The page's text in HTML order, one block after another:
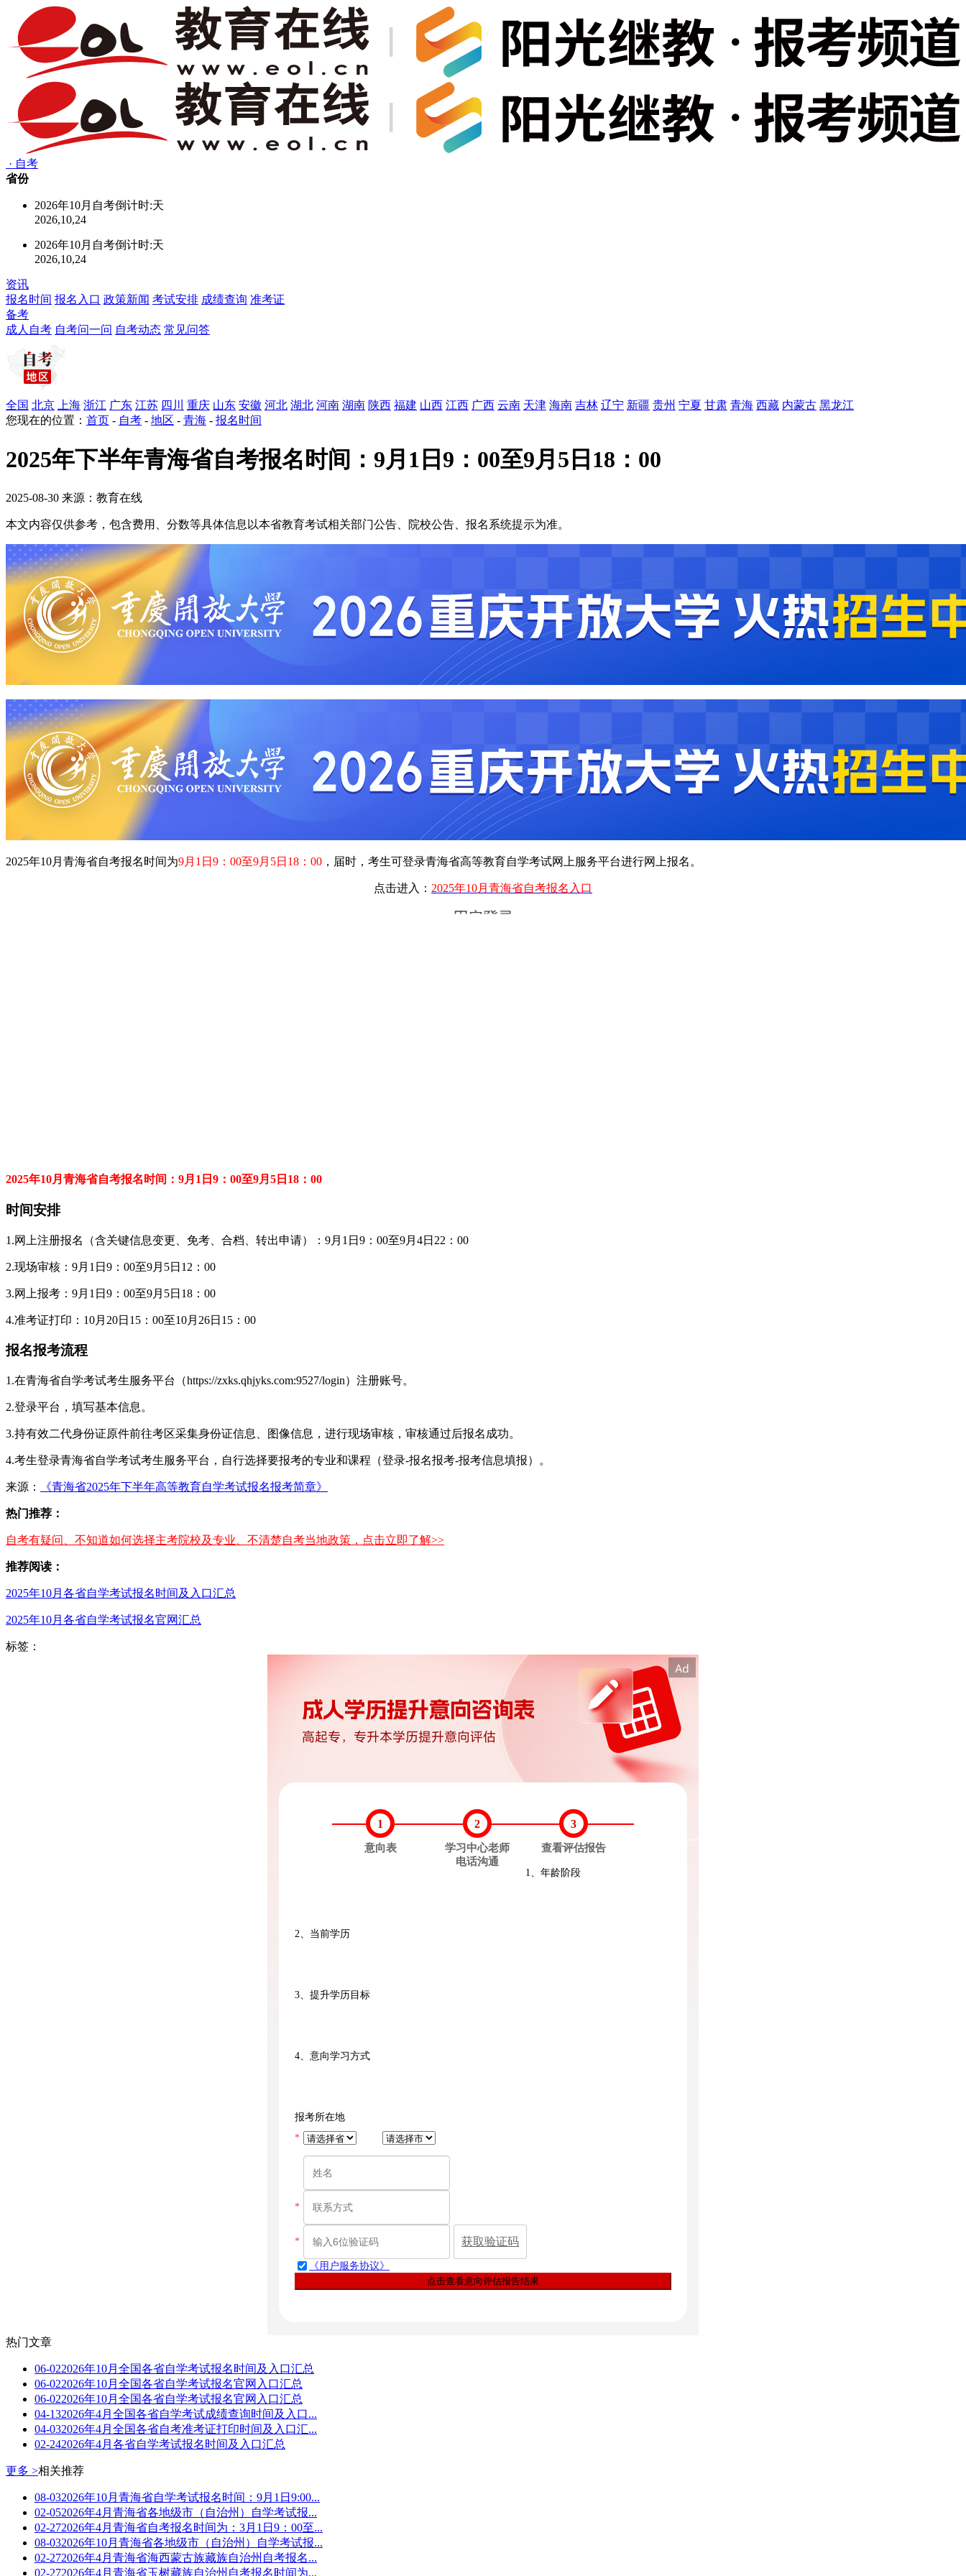
· 自考
省份
2026年10月自考倒计时:天
2026,10,24
2026年10月自考倒计时:天
2026,10,24
资讯
报名时间 报名入口 政策新闻 考试安排 成绩查询 准考证
备考
成人自考 自考问一问 自考动态 常见问答
全国 北京 上海 浙江 广东 江苏 四川 重庆 山东 安徽 河北 湖北 河南 湖南 陕西 福建 山西 江西 广西 云南 天津 海南 吉林 辽宁 新疆 贵州 宁夏 甘肃 青海 西藏 内蒙古 黑龙江
您现在的位置： 首页 - 自考 - 地区 - 青海 - 报名时间
2025年下半年青海省自考报名时间：9月1日9：00至9月5日18：00
2025-08-30 来源：教育在线
本文内容仅供参考，包含费用、分数等具体信息以本省教育考试相关部门公告、院校公告、报名系统提示为准。
2025年10月 青海省自考报名时间为9月1日9：00至9月5日18：00 ，届时，考生可登录青海省高等教育自学考试网上服务平台进行网上报名。
点击进入： 2025年10月青海省自考报名入口
2025年10月青海省自考报名时间：9月1日9：00至9月5日18：00
时间安排
1.网上注册报名（含关键信息变更、免考、合档、转出申请）：9月1日9：00至9月4日22：00
2.现场审核：9月1日9：00至9月5日12：00
3.网上报考：9月1日9：00至9月5日18：00
4.准考证打印：10月20日15：00至10月26日15：00
报名报考流程
1.在青海省自学考试考生服务平台（https://zxks.qhjyks.com:9527/login）注册账号。
2.登录平台，填写基本信息。
3.持有效二代身份证原件前往考区采集身份证信息、图像信息，进行现场审核，审核通过后报名成功。
4.考生登录青海省自学考试考生服务平台，自行选择要报考的专业和课程（登录-报名报考-报考信息填报）。
来源： 《青海省2025年下半年高等教育自学考试报名报考简章》
热门推荐：
自考有疑问、不知道如何选择主考院校及专业、不清楚自考当地政策，点击立即了解>>
推荐阅读：
2025年10月各省自学考试报名时间及入口汇总
2025年10月各省自学考试报名官网汇总
标签：
1
意向表
2
学习中心老师
电话沟通
3
查看评估报告
1、年龄阶段
2、当前学历
3、提升学历目标
4、意向学习方式
报考所在地
*
*
* 获取验证码
《用户服务协议》
点击查看意向评估报告结果
热门文章
06-022026年10月全国各省自学考试报名时间及入口汇总
06-022026年10月全国各省自学考试报名官网入口汇总
06-022026年10月全国各省自学考试报名官网入口汇总
04-132026年4月全国各省自学考试成绩查询时间及入口...
04-032026年4月全国各省自考准考证打印时间及入口汇...
02-242026年4月各省自学考试报名时间及入口汇总
更多 >相关推荐
08-032026年10月青海省自学考试报名时间：9月1日9:00...
02-052026年4月青海省各地级市（自治州）自学考试报...
02-272026年4月青海省自考报名时间为：3月1日9：00至...
08-032026年10月青海省各地级市（自治州）自学考试报...
02-272026年4月青海省海西蒙古族藏族自治州自考报名...
02-272026年4月青海省玉树藏族自治州自考报名时间为...